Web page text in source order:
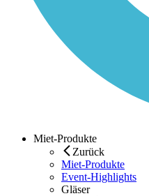
Miet-Produkte
Zurück
Miet-Produkte
Event-Highlights
Gläser